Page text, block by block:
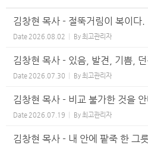
김창현 목사 - 절뚝거림이 복이다.
Date 2026.08.02 By최고관리자
김창현 목사 - 있음, 발견, 기쁨,
Date 2026.07.30 By최고관리자
김창현 목사 - 비교 불가한 것을 안
Date 2026.07.19 By최고관리자
김창현 목사 - 내 안에 팥죽 한 그